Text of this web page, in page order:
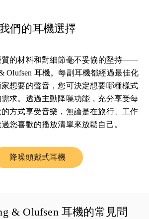
們的耳機選擇
質的材料和對細節毫不妥協的堅持——
Olufsen 耳機。每副耳機都經過最佳化
想要的聲音，您可決定想要哪種樣式
求。透過主動降噪功能，充分享受每
方式享受音樂，無論是在旅行、工作
您喜歡的播放清單來放鬆自己。
降噪頭戴式耳機Link Opens in New Tab
& Olufsen 耳機的常見問